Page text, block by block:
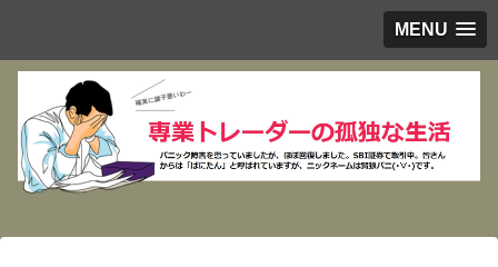
MENU